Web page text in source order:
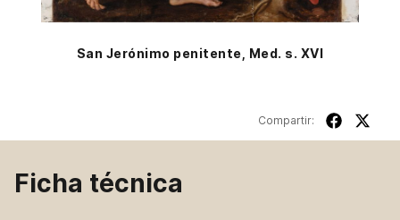
San Jerónimo penitente, Med. s. XVI
Compartir:
Ficha técnica